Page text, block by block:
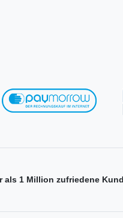
als 1 Million zufriedene